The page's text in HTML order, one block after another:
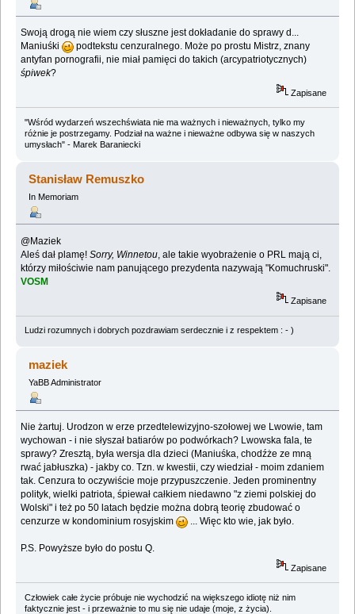
Swoją drogą nie wiem czy słuszne jest dokładanie do sprawy d...
Maniuśki
podtekstu cenzuralnego. Może po prostu Mistrz, znany
antyfan pornografii, nie miał pamięci do takich (arcypatriotycznych)
śpiwek?
Zapisane
"Wśród wydarzeń wszechświata nie ma ważnych i nieważnych, tylko my
różnie je postrzegamy. Podział na ważne i nieważne odbywa się w naszych
umysłach" - Marek Baraniecki
Stanisław Remuszko
In Memoriam
@Maziek
Aleś dał plamę!Sorry, Winnetou, ale takie wyobrażenie o PRL mają ci,
którzy miłościwie nam panującego prezydenta nazywają "Komuchruski".
VOSM
Zapisane
Ludzi rozumnych i dobrych pozdrawiam serdecznie i z respektem : - )
maziek
YaBB Administrator
Nie żartuj. Urodzon w erze przedtelewizyjno-szołowej we Lwowie, tam
wychowan - i nie słyszał batiarów po podwórkach? Lwowska fala, te
sprawy? Zresztą, była wersja dla dzieci (Maniuśka, chodźże ze mną
rwać jabłuszka) - jakby co. Tzn. w kwestii, czy wiedział - moim zdaniem
tak. Cenzura to oczywiście moje przypuszczenie. Jeden prominentny
polityk, wielki patriota, śpiewał całkiem niedawno "z ziemi polskiej do
Wolski" i też po 50 latach będzie można dobrą teorię zbudować o
cenzurze w kondominium rosyjskim
... Więc kto wie, jak było.
P.S. Powyższe było do postu Q.
Zapisane
Człowiek całe życie próbuje nie wychodzić na większego idiotę niż nim
faktycznie jest - i przeważnie to mu się nie udaje (moje, z życia).